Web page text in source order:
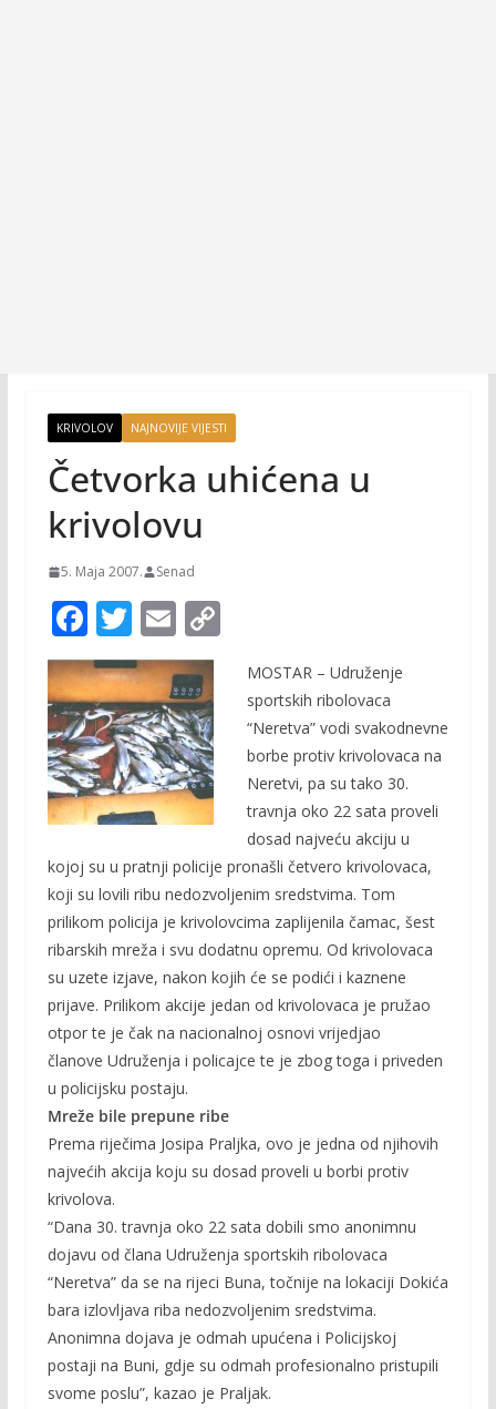
KRIVOLOV NAJNOVIJE VIJESTI
Četvorka uhićena u
krivolovu
5. Maja 2007. Senad
F
ac
e
b
o
o
k
T
w
itt
er
E
m
ai
l
C
Li
MOSTAR – Udruženje
sportskih ribolovaca
“Neretva” vodi svakodnevne
borbe protiv krivolovaca na
Neretvi, pa su tako 30.
travnja oko 22 sata proveli
dosad najveću akciju u
kojoj su u pratnji policije pronašli četvero krivolovaca,
koji su lovili ribu nedozvoljenim sredstvima. Tom
prilikom policija je krivolovcima zaplijenila čamac, šest
ribarskih mreža i svu dodatnu opremu. Od krivolovaca
su uzete izjave, nakon kojih će se podići i kaznene
prijave. Prilikom akcije jedan od krivolovaca je pružao
otpor te je čak na nacionalnoj osnovi vrijedjao
članove Udruženja i policajce te je zbog toga i priveden
u policijsku postaju.
Mreže bile prepune ribe
Prema riječima Josipa Praljka, ovo je jedna od njihovih
najvećih akcija koju su dosad proveli u borbi protiv
krivolova.
“Dana 30. travnja oko 22 sata dobili smo anonimnu
dojavu od člana Udruženja sportskih ribolovaca
“Neretva” da se na rijeci Buna, točnije na lokaciji Dokića
bara izlovljava riba nedozvoljenim sredstvima.
Anonimna dojava je odmah upućena i Policijskoj
postaji na Buni, gdje su odmah profesionalno pristupili
svome poslu”, kazao je Praljak.